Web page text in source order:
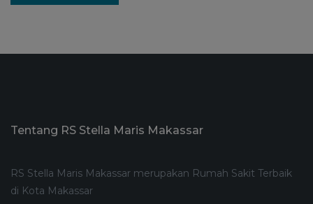
Tentang RS Stella Maris Makassar
RS Stella Maris Makassar merupakan Rumah Sakit Terbaik
di Kota Makassar